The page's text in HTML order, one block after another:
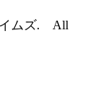
イムズ. All